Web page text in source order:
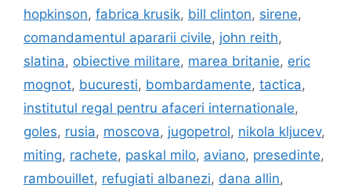
hopkinson, fabrica krusik, bill clinton, sirene,
comandamentul apararii civile, john reith,
slatina, obiective militare, marea britanie, eric
mognot, bucuresti, bombardamente, tactica,
institutul regal pentru afaceri internationale,
goles, rusia, moscova, jugopetrol, nikola kljucev,
miting, rachete, paskal milo, aviano, presedinte,
rambouillet, refugiati albanezi, dana allin,